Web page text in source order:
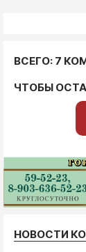
ВСЕГО: 7
ЧТОБЫ
НОВОСТИ